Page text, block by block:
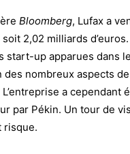
Bloomberg, Lufax a
2,02 milliards
start-up apparues dans
nombreux aspects
a
par Pékin. Un tour de
risque.